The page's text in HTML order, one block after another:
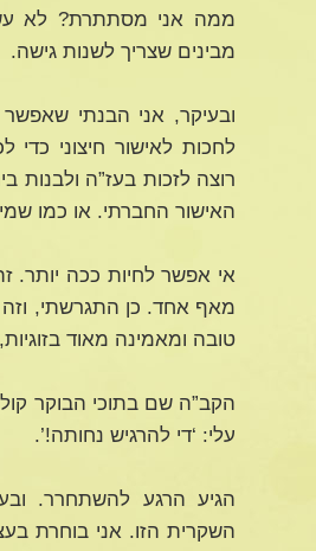
ממה אני מסתתרת? לא
מבינים שצריך לשנות גישה.
ובעיקר, אני הבנתי
לחכות לאישור חיצוני כדי
רוצה לזכות בעז”ה
האישור החברתי. או כמו
אי אפשר לחיות ככה יותר.
מאף אחד. כן התגרשתי, וזה
טובה ומאמינה מאוד
הקב”ה שם בתוכי הבוקר
עלי: ‘די להרגיש נחותה!’.
הגיע הרגע להשתחרר.
השקרית הזו. אני בוחרת